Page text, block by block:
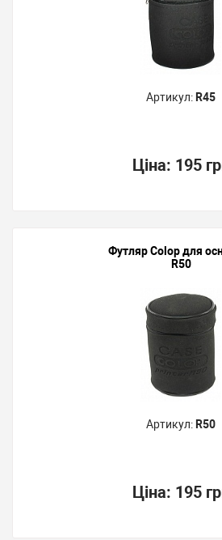
Артикул: R45
Ціна: 195
Футляр Colop для
R50
Артикул: R50
Ціна: 195